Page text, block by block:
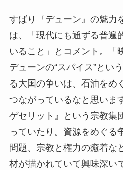
すばり『デューン』の魅力
は、「現代にも通ずる普遍
いること」とコメント。「
デューンの“スパイス”とい
る大国の争いは、石油をめ
つながっているなと思いま
ゲセリット』という宗教集
っていたり。資源をめぐる
問題、宗教と権力の癒着な
材が描かれていて興味深い